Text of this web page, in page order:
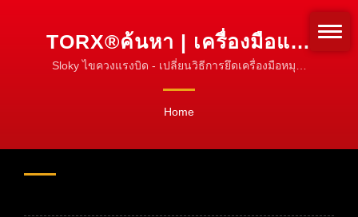
TORX®ค้นหา | เครื่องมือแรง
บิด CNC สำหรับการกลึง, การ
หมุน & การกัด
Sloky ไขควงแรงบิด - เปลี่ยนวิธีการยึดเครื่องมือหมุน!
Home